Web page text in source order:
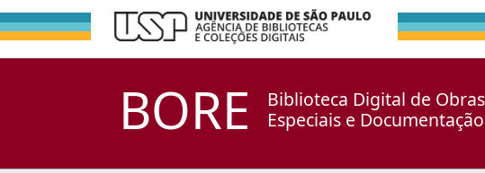
BORE
Biblioteca Digital de
Especiais e